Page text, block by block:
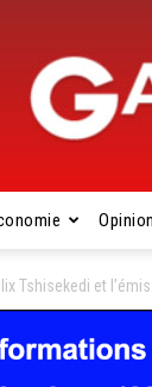
Tshisekedi et